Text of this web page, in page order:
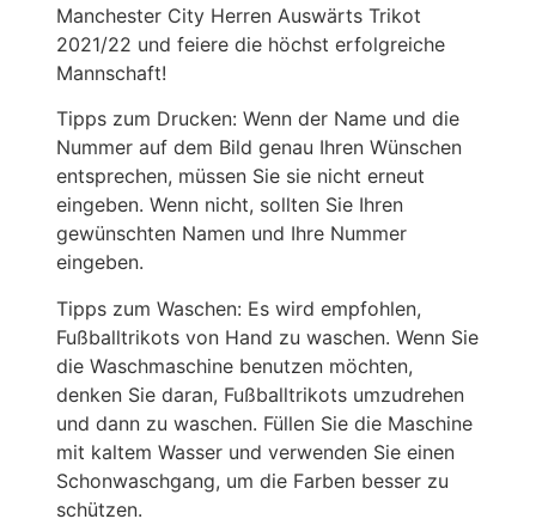
Manchester City Herren Auswärts Trikot
2021/22 und feiere die höchst erfolgreiche
Mannschaft!
Tipps zum Drucken: Wenn der Name und die
Nummer auf dem Bild genau Ihren Wünschen
entsprechen, müssen Sie sie nicht erneut
eingeben. Wenn nicht, sollten Sie Ihren
gewünschten Namen und Ihre Nummer
eingeben.
Tipps zum Waschen: Es wird empfohlen,
Fußballtrikots von Hand zu waschen. Wenn Sie
die Waschmaschine benutzen möchten,
denken Sie daran, Fußballtrikots umzudrehen
und dann zu waschen. Füllen Sie die Maschine
mit kaltem Wasser und verwenden Sie einen
Schonwaschgang, um die Farben besser zu
schützen.